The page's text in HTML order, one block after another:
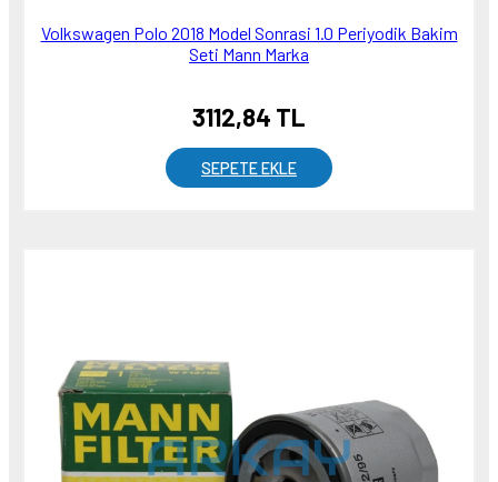
Volkswagen Polo 2018 Model Sonrasi 1.0 Periyodik Bakim
Seti Mann Marka
3112,84 TL
SEPETE EKLE